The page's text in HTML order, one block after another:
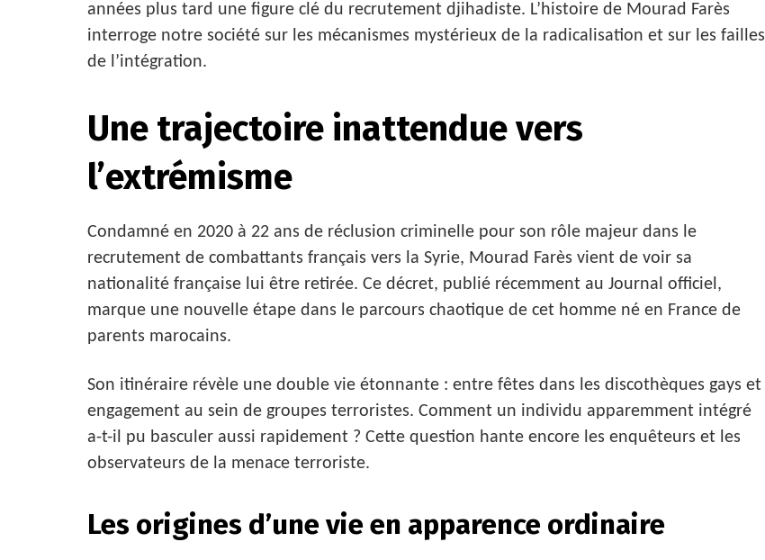
années plus tard une figure clé du recrutement djihadiste. L’histoire de Mourad Farès
interroge notre société sur les mécanismes mystérieux de la radicalisation et sur les failles
de l’intégration.
Une trajectoire inattendue vers
l’extrémisme
Condamné en 2020 à 22 ans de réclusion criminelle pour son rôle majeur dans le
recrutement de combattants français vers la Syrie, Mourad Farès vient de voir sa
nationalité française lui être retirée. Ce décret, publié récemment au Journal officiel,
marque une nouvelle étape dans le parcours chaotique de cet homme né en France de
parents marocains.
Son itinéraire révèle une double vie étonnante : entre fêtes dans les discothèques gays et
engagement au sein de groupes terroristes. Comment un individu apparemment intégré
a-t-il pu basculer aussi rapidement ? Cette question hante encore les enquêteurs et les
observateurs de la menace terroriste.
Les origines d’une vie en apparence ordinaire